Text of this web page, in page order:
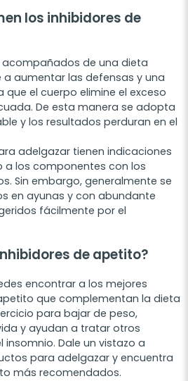
los inhibidores de
acompañados de una dieta
aumentar las defensas y una
que el cuerpo elimine el exceso
De esta manera se adopta
y los resultados perduran en el
adelgazar tienen indicaciones
los componentes con los
Sin embargo, generalmente se
en ayunas y con abundante
fácilmente por el
de apetito?
encontrar a los mejores
que complementan la dieta
para bajar de peso,
y ayudan a tratar otros
Dale un vistazo a
para adelgazar y encuentra
más recomendados.